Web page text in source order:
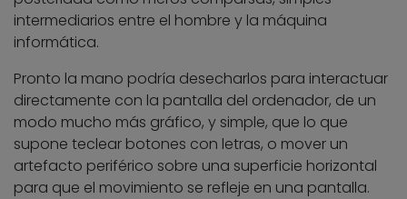
intermediarios entre el hombre y la máquina
informática.
Pronto la mano podría desecharlos para interactuar
directamente con la pantalla del ordenador, de un
modo mucho más gráfico, y simple, que lo que
supone teclear botones con letras, o mover un
artefacto periférico sobre una superficie horizontal
para que el movimiento se refleje en una pantalla.